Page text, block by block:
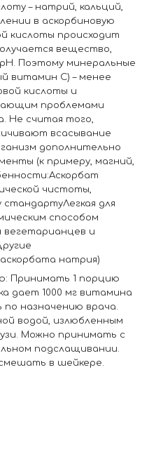
– натрий, кальций,
в аскорбиновую
кислоты происходит
вещество,
Поэтому минеральные
витамин C) – менее
кислоты и
проблемами
Не считая того,
всасывание
дополнительно
(к примеру, магний,
чистоты,
для
способом
вегетарианцев и
натрия)
Принимать 1 порцию
дает 1000 мг витамина
назначению врача.
водой, излюбленным
Можно принимать с
подслащивании.
в шейкере.